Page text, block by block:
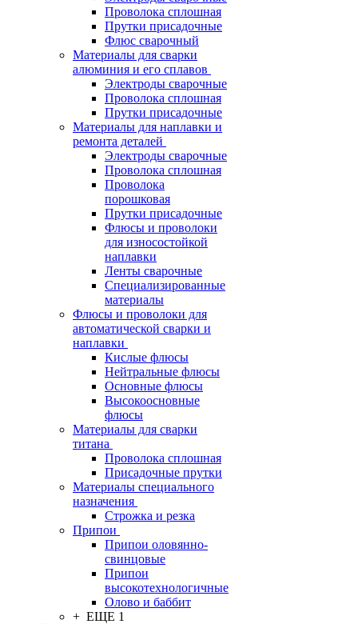
Проволока сплошная
Прутки присадочные
Флюс сварочный
Материалы для сварки
алюминия и его сплавов
Электроды сварочные
Проволока сплошная
Прутки присадочные
Материалы для наплавки и
ремонта деталей
Электроды сварочные
Проволока сплошная
Проволока
порошковая
Прутки присадочные
Флюсы и проволоки
для износостойкой
наплавки
Ленты сварочные
Специализированные
материалы
Флюсы и проволоки для
автоматической сварки и
наплавки
Кислые флюсы
Нейтральные флюсы
Основные флюсы
Высокоосновные
флюсы
Материалы для сварки
титана
Проволока сплошная
Присадочные прутки
Материалы специального
назначения
Строжка и резка
Припои
Припои оловянно-
свинцовые
Припои
высокотехнологичные
Олово и баббит
+ ЕЩЕ 1